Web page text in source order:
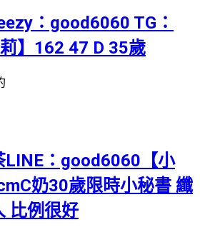
：good6060 TG：
】162 47 D 35歲
LINE：good6060【小
奶30歲限時小秘書 纖
比例很好